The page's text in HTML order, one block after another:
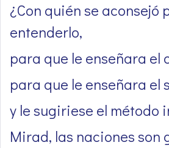
¿Con quién se aconsejó
entenderlo,
para que le enseñara el
para que le enseñara el
y le sugiriese el método
Mirad, las naciones son